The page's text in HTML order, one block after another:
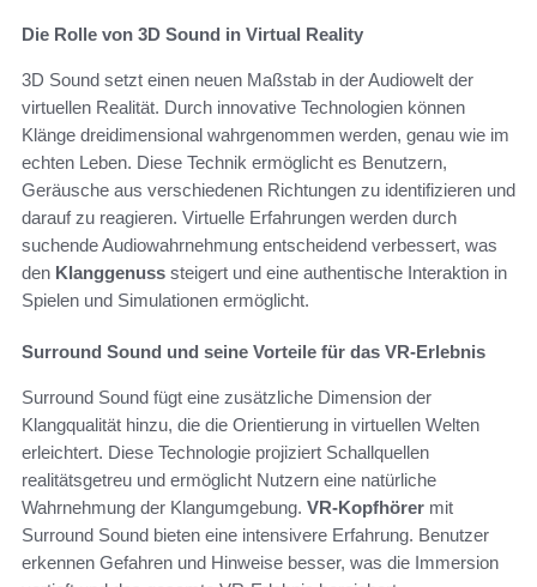
Die Rolle von 3D Sound in Virtual Reality
3D Sound setzt einen neuen Maßstab in der Audiowelt der
virtuellen Realität. Durch innovative Technologien können
Klänge dreidimensional wahrgenommen werden, genau wie im
echten Leben. Diese Technik ermöglicht es Benutzern,
Geräusche aus verschiedenen Richtungen zu identifizieren und
darauf zu reagieren. Virtuelle Erfahrungen werden durch
suchende Audiowahrnehmung entscheidend verbessert, was
den Klanggenuss steigert und eine authentische Interaktion in
Spielen und Simulationen ermöglicht.
Surround Sound und seine Vorteile für das VR-Erlebnis
Surround Sound fügt eine zusätzliche Dimension der
Klangqualität hinzu, die die Orientierung in virtuellen Welten
erleichtert. Diese Technologie projiziert Schallquellen
realitätsgetreu und ermöglicht Nutzern eine natürliche
Wahrnehmung der Klangumgebung. VR-Kopfhörer mit
Surround Sound bieten eine intensivere Erfahrung. Benutzer
erkennen Gefahren und Hinweise besser, was die Immersion